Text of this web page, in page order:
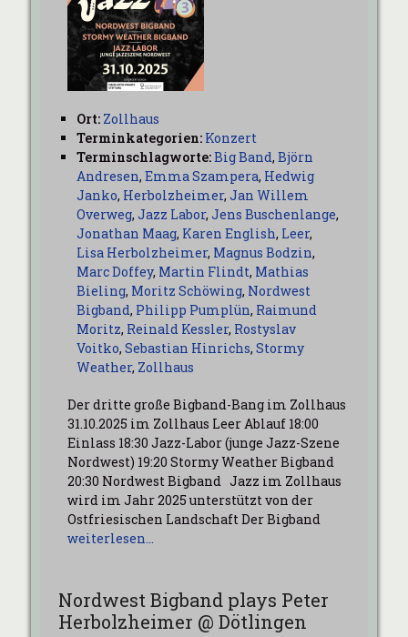
Ort: Zollhaus
Terminkategorien: Konzert
Terminschlagworte:Big Band, Björn
Andresen, Emma Szampera, Hedwig
Janko, Herbolzheimer, Jan Willem
Overweg, Jazz Labor, Jens Buschenlange,
Jonathan Maag, Karen English, Leer,
Lisa Herbolzheimer, Magnus Bodzin,
Marc Doffey, Martin Flindt, Mathias
Bieling, Moritz Schöwing, Nordwest
Bigband, Philipp Pumplün, Raimund
Moritz, Reinald Kessler, Rostyslav
Voitko, Sebastian Hinrichs, Stormy
Weather, Zollhaus
Der dritte große Bigband-Bang im Zollhaus
31.10.2025 im Zollhaus Leer Ablauf 18:00
Einlass 18:30 Jazz-Labor (junge Jazz-Szene
Nordwest) 19:20 Stormy Weather Bigband
20:30 Nordwest Bigband Jazz im Zollhaus
wird im Jahr 2025 unterstützt von der
Ostfriesischen Landschaft Der Bigband
weiterlesen…
Nordwest Bigband plays Peter
Herbolzheimer @ Dötlingen